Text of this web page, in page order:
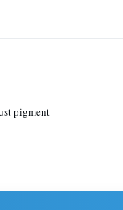
pigment